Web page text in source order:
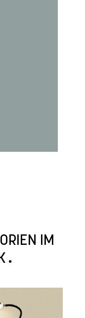
IM
.